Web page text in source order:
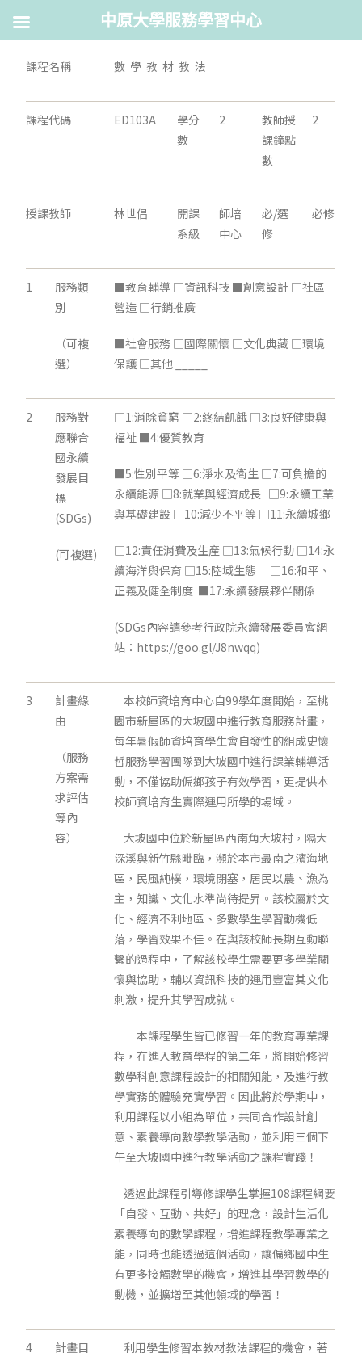
課程名稱 數 學 教 材 教 法
課程代碼 ED103A
學分
數
2
教師授
課鐘點
數
2
授課教師 林世倡
開課
系級
師培
中心
必/選
修
必修
1
服務類
別
（可複
選）
■教育輔導 □資訊科技 ■創意設計 □社區
營造 □行銷推廣
■社會服務 □國際關懷 □文化典藏 □環境
保護 □其他 _____
2
服務對
應聯合
國永續
發展目
標
(SDGs)
(可複選)
□1:消除貧窮 □2:終結飢餓 □3:良好健康與
福祉 ■4:優質教育
■5:性別平等 □6:淨水及衛生 □7:可負擔的
永續能源 □8:就業與經濟成長 □9:永續工業
與基礎建設 □10:減少不平等 □11:永續城鄉
□12:責任消費及生產 □13:氣候行動 □14:永
續海洋與保育 □15:陸域生態 □16:和平、
正義及健全制度 ■17:永續發展夥伴關係
(SDGs內容請參考行政院永續發展委員會網
站：https://goo.gl/J8nwqq)
3
計畫緣
由
（服務
方案需
求評估
等內
容）
本校師資培育中心自99學年度開始，至桃
園市新屋區的大坡國中進行教育服務計畫，
每年暑假師資培育學生會自發性的組成史懷
哲服務學習團隊到大坡國中進行課業輔導活
動，不僅協助偏鄉孩子有效學習，更提供本
校師資培育生實際運用所學的場域。
大坡國中位於新屋區西南角大坡村，隔大
深溪與新竹縣毗臨，瀕於本市最南之濱海地
區，民風純樸，環境閉塞，居民以農、漁為
主，知識、文化水準尚待提昇。該校屬於文
化、經濟不利地區、多數學生學習動機低
落，學習效果不佳。在與該校師長期互動聯
繫的過程中，了解該校學生需要更多學業關
懷與協助，輔以資訊科技的運用豐富其文化
刺激，提升其學習成就。
本課程學生皆已修習一年的教育專業課
程，在進入教育學程的第二年，將開始修習
數學科創意課程設計的相關知能，及進行教
學實務的體驗充實學習。因此將於學期中，
利用課程以小組為單位，共同合作設計創
意、素養導向數學教學活動，並利用三個下
午至大坡國中進行教學活動之課程實踐！
透過此課程引導修課學生掌握108課程綱要
「自發、互動、共好」的理念，設計生活化
素養導向的數學課程，增進課程教學專業之
能，同時也能透過這個活動，讓偏鄉國中生
有更多接觸數學的機會，增進其學習數學的
動機，並擴增至其他領域的學習！
4
計畫目
利用學生修習本教材教法課程的機會，著
中原大學服務學習中心